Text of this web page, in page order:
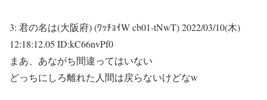
3: 君の名は(大阪府) (ﾜｯﾁｮｲW cb01-tNwT)2022/03/10(木)
12:18:12.05 ID:kC66nvPf0
まあ、あながち間違ってはいない
どっちにしろ離れた人間は戻らないけどなw